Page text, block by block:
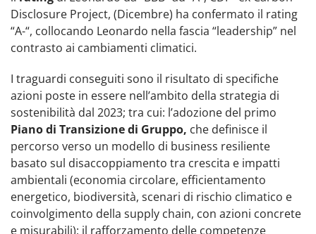
Disclosure Project, (Dicembre) ha confermato il rating
“A-“, collocando Leonardo nella fascia “leadership” nel
contrasto ai cambiamenti climatici.
I traguardi conseguiti sono il risultato di specifiche
azioni poste in essere nell’ambito della strategia di
sostenibilità dal 2023; tra cui: l’adozione del primo
Piano di Transizione di Gruppo, che definisce il
percorso verso un modello di business resiliente
basato sul disaccoppiamento tra crescita e impatti
ambientali (economia circolare, efficientamento
energetico, biodiversità, scenari di rischio climatico e
coinvolgimento della supply chain, con azioni concrete
e misurabili); il rafforzamento delle competenze